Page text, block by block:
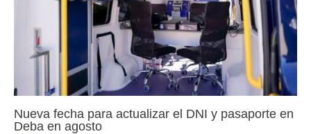
Nueva fecha para actualizar el DNI y pasaporte en
Deba en agosto